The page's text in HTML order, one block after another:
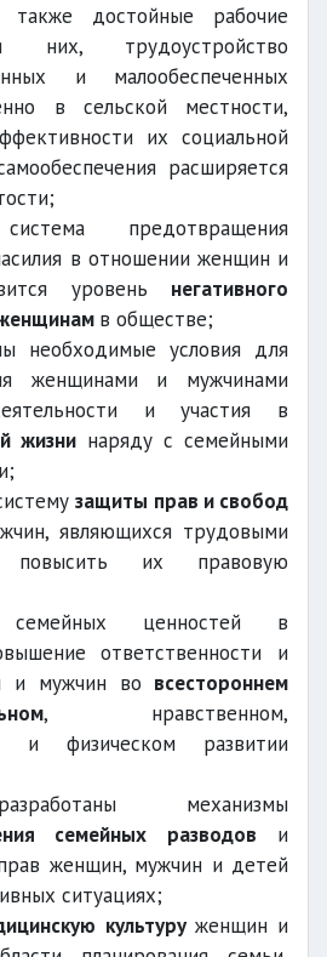
также достойные рабочие
трудоустройство
и малообеспеченных
в сельской местности,
их социальной
расширяется
предотвращения
в отношении женщин и
уровень негативного
в обществе;
необходимые условия для
женщинами и мужчинами
и участия в
жизни наряду с семейными
защиты прав и свобод
являющихся трудовыми
повысить их правовую
семейных ценностей в
ответственности и
и мужчин во всестороннем
, нравственном,
и физическом развитии
механизмы
семейных разводов и
женщин, мужчин и детей
ситуациях;
культуру женщин и